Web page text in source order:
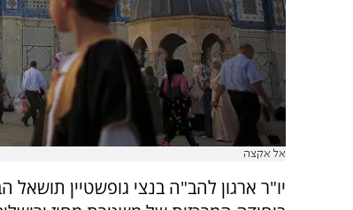
אל אקצה
יו"ר ארגון להב"ה בנצי גופשטיין תושאל